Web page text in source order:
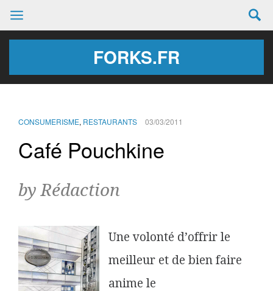
FORKS.FR
CONSUMERISME, RESTAURANTS 03/03/2011
Café Pouchkine
by Rédaction
Une volonté d’offrir le
meilleur et de bien faire
anime le